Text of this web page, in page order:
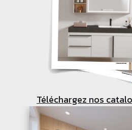
Téléchargez nos